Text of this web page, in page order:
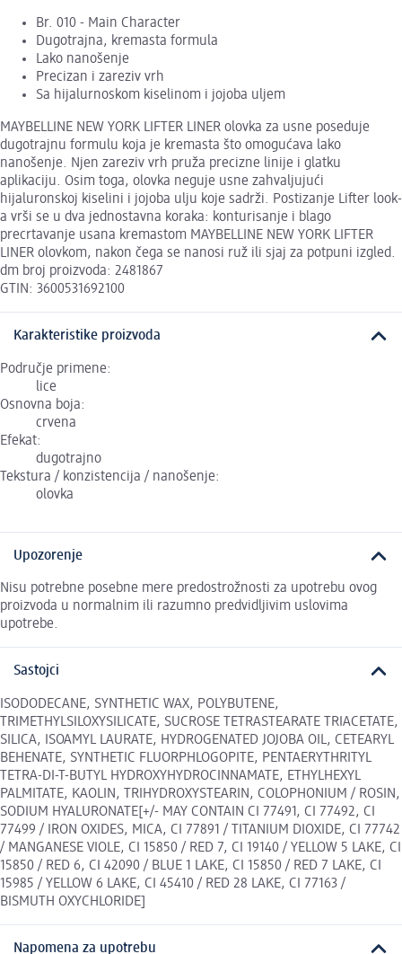
Br. 010 - Main Character
Dugotrajna, kremasta formula
Lako nanošenje
Precizan i zareziv vrh
Sa hijalurnoskom kiselinom i jojoba uljem
MAYBELLINE NEW YORK LIFTER LINER olovka za usne poseduje
dugotrajnu formulu koja je kremasta što omogućava lako
nanošenje. Njen zareziv vrh pruža precizne linije i glatku
aplikaciju. Osim toga, olovka neguje usne zahvaljujući
hijaluronskoj kiselini i jojoba ulju koje sadrži. Postizanje Lifter look-
a vrši se u dva jednostavna koraka: konturisanje i blago
precrtavanje usana kremastom MAYBELLINE NEW YORK LIFTER
LINER olovkom, nakon čega se nanosi ruž ili sjaj za potpuni izgled.
dm broj proizvoda: 2481867
GTIN: 3600531692100
Karakteristike proizvoda
Područje primene:
lice
Osnovna boja:
crvena
Efekat:
dugotrajno
Tekstura / konzistencija / nanošenje:
olovka
Upozorenje
Nisu potrebne posebne mere predostrožnosti za upotrebu ovog
proizvoda u normalnim ili razumno predvidljivim uslovima
upotrebe.
Sastojci
ISODODECANE, SYNTHETIC WAX, POLYBUTENE,
TRIMETHYLSILOXYSILICATE, SUCROSE TETRASTEARATE TRIACETATE,
SILICA, ISOAMYL LAURATE, HYDROGENATED JOJOBA OIL, CETEARYL
BEHENATE, SYNTHETIC FLUORPHLOGOPITE, PENTAERYTHRITYL
TETRA-DI-T-BUTYL HYDROXYHYDROCINNAMATE, ETHYLHEXYL
PALMITATE, KAOLIN, TRIHYDROXYSTEARIN, COLOPHONIUM / ROSIN,
SODIUM HYALURONATE​[+/- MAY CONTAIN CI 77491, CI 77492, CI
77499 / IRON OXIDES, MICA, CI 77891 / TITANIUM DIOXIDE, CI 77742
/ MANGANESE VIOLE, CI 15850 / RED 7, CI 19140 / YELLOW 5 LAKE, CI
15850 / RED 6, CI 42090 / BLUE 1 LAKE, CI 15850 / RED 7 LAKE, CI
15985 / YELLOW 6 LAKE, CI 45410 / RED 28 LAKE, CI 77163 /
BISMUTH OXYCHLORIDE]
Napomena za upotrebu